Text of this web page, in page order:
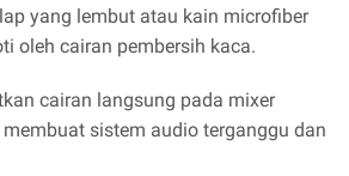
yang lembut atau kain microfiber
oleh cairan pembersih kaca.
cairan langsung pada mixer
sistem audio terganggu dan